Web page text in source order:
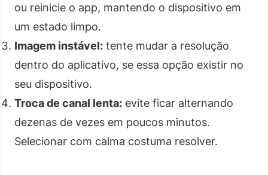
ou reinicie o app, mantendo o dispositivo em
um estado limpo.
Imagem instável: tente mudar a resolução
dentro do aplicativo, se essa opção existir no
seu dispositivo.
Troca de canal lenta: evite ficar alternando
dezenas de vezes em poucos minutos.
Selecionar com calma costuma resolver.